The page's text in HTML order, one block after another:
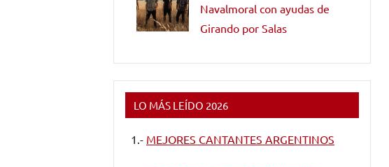
Navalmoral con ayudas de
Girando por Salas
LO MÁS LEÍDO 2026
1.- MEJORES CANTANTES ARGENTINOS